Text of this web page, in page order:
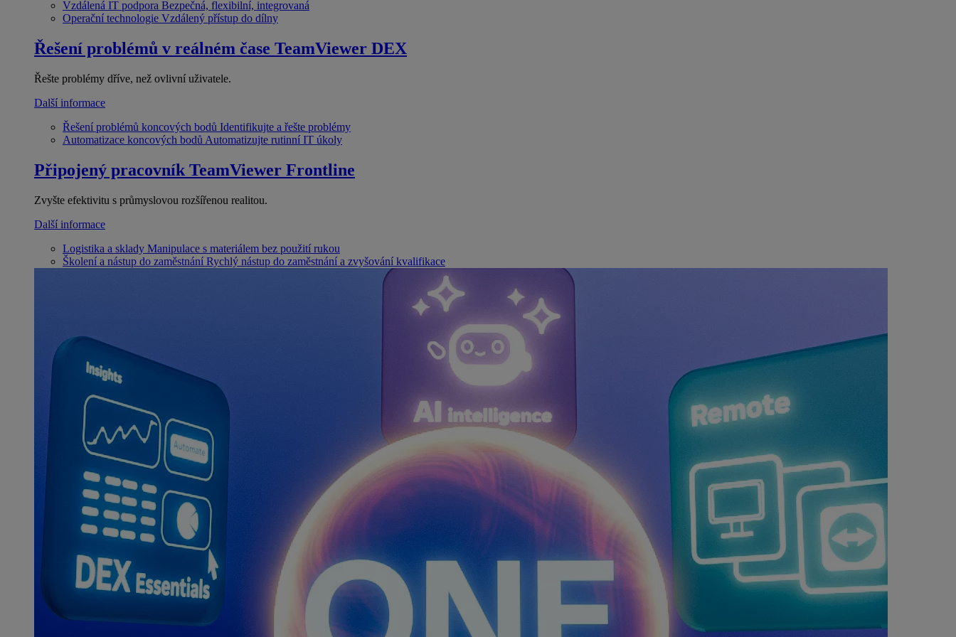
Vzdálená IT podpora Bezpečná, flexibilní, integrovaná
Operační technologie Vzdálený přístup do dílny
Řešení problémů v reálném čase TeamViewer DEX
Řešte problémy dříve, než ovlivní uživatele.
Další informace
Řešení problémů koncových bodů Identifikujte a řešte problémy
Automatizace koncových bodů Automatizujte rutinní IT úkoly
Připojený pracovník TeamViewer Frontline
Zvyšte efektivitu s průmyslovou rozšířenou realitou.
Další informace
Logistika a sklady Manipulace s materiálem bez použití rukou
Školení a nástup do zaměstnání Rychlý nástup do zaměstnání a zvyšování kvalifikace